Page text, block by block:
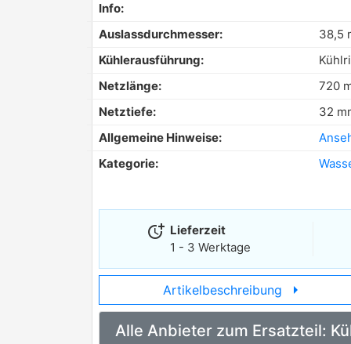
Info:
Auslassdurchmesser: 38,5
Kühlerausführung:
Netzlänge:
720
Netztiefe:
32
Allgemeine Hinweise:
Kategorie:
more_time Lieferzeit
1 - 3 Werktage
Artikelbeschreibung arrow_right
Alle Anbieter zum Ersatzteil: